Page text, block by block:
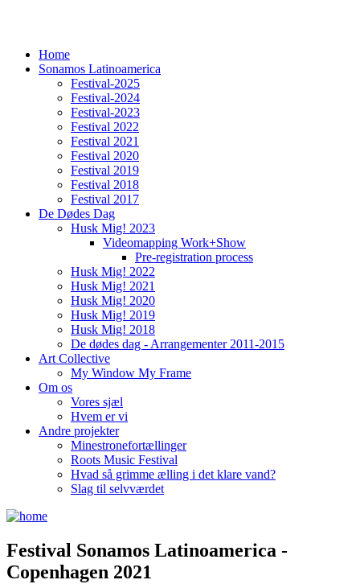
Home
Sonamos Latinoamerica
Festival-2025
Festival-2024
Festival-2023
Festival 2022
Festival 2021
Festival 2020
Festival 2019
Festival 2018
Festival 2017
De Dødes Dag
Husk Mig! 2023
Videomapping Work+Show
Pre-registration process
Husk Mig! 2022
Husk Mig! 2021
Husk Mig! 2020
Husk Mig! 2019
Husk Mig! 2018
De dødes dag - Arrangementer 2011-2015
Art Collective
My Window My Frame
Om os
Vores sjæl
Hvem er vi
Andre projekter
Minestronefortællinger
Roots Music Festival
Hvad så grimme ælling i det klare vand?
Slag til selvværdet
Festival Sonamos Latinoamerica -
Copenhagen 2021